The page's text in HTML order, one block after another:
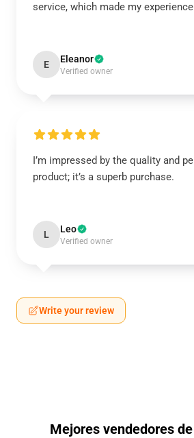
service, which made my
E Eleanor
Verified owner
I’m impressed by the quality and
product; it’s a superb purchase.
L Leo
Verified owner
Write your review
Mejores vendedores